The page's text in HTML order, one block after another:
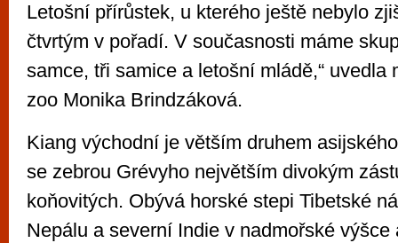
Letošní přírůstek, u kterého ještě nebylo
čtvrtým v pořadí. V současnosti máme
samce, tři samice a letošní mládě,“ uvedla
zoo Monika Brindzáková.
Kiang východní je větším druhem
se zebrou Grévyho největším divokým
koňovitých. Obývá horské stepi Tibetské
Nepálu a severní Indie v nadmořské výšce